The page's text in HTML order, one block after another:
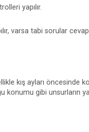
yapılır.
varsa tabi sorular
kış ayları öncesinde
konumu gibi unsurların